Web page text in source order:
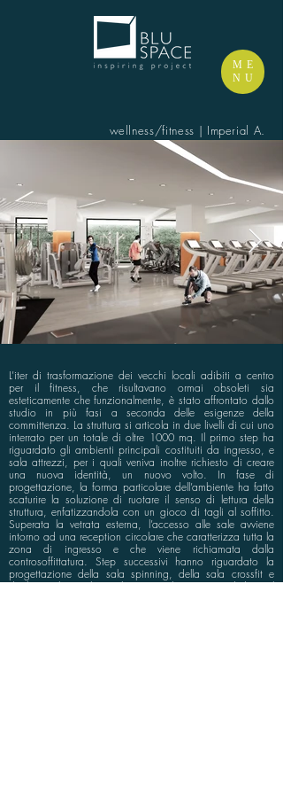
ME
NU
wellness/fitness | Imperial A.
L’iter di trasformazione dei vecchi locali adibiti a centro
per il fitness, che risultavano ormai obsoleti sia
esteticamente che funzionalmente, è stato affrontato dallo
studio in più fasi a seconda delle esigenze della
committenza. La struttura si articola in due livelli di cui uno
interrato per un totale di oltre 1000 mq. Il primo step ha
riguardato gli ambienti principali costituiti da ingresso, e
sala attrezzi, per i quali veniva inoltre richiesto di creare
una nuova identità, un nuovo volto. In fase di
progettazione, la forma particolare dell’ambiente ha fatto
scaturire la soluzione di ruotare il senso di lettura della
struttura, enfatizzandola con un gioco di tagli al soffitto.
Superata la vetrata esterna, l’accesso alle sale avviene
intorno ad una reception circolare che caratterizza tutta la
zona di ingresso e che viene richiamata dalla
controsoffittatura. Step successivi hanno riguardato la
progettazione della sala spinning, della sala crossfit e
degli spogliatoi che, in linea con il nuovo mood dato al